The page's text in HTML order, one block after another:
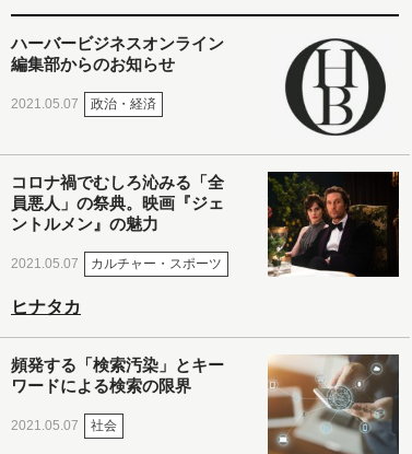
ハーバービジネスオンライン
編集部からのお知らせ
2021.05.07 政治・経済
コロナ禍でむしろ沁みる「全
員悪人」の祭典。映画『ジェ
ントルメン』の魅力
2021.05.07 カルチャー・スポーツ
ヒナタカ
頻発する「検索汚染」とキー
ワードによる検索の限界
2021.05.07 社会